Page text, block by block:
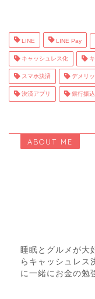
LINE LINE Pay
キャッシュレス化 キ
スマホ決済 デメリッ
決済アプリ 銀行振込
ABOUT ME
睡眠とグルメが大
らキャッシュレス
に一緒にお金の勉